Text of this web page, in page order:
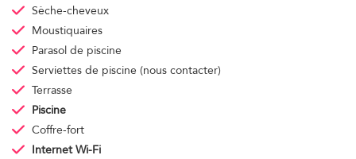
Sèche-cheveux
Moustiquaires
Parasol de piscine
Serviettes de piscine (nous contacter)
Terrasse
Piscine
Coffre-fort
Internet Wi-Fi